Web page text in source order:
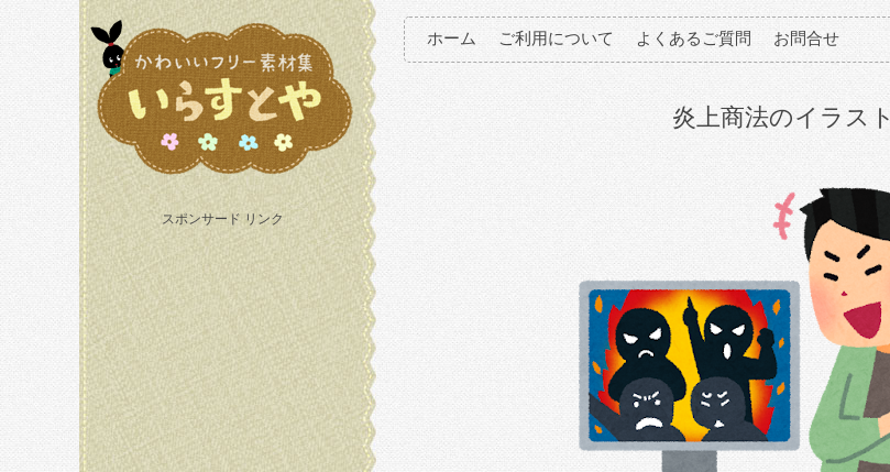
スポンサード リンク
ホーム ご利用について よくあるご質問 お問合せ
炎上商法のイラスト